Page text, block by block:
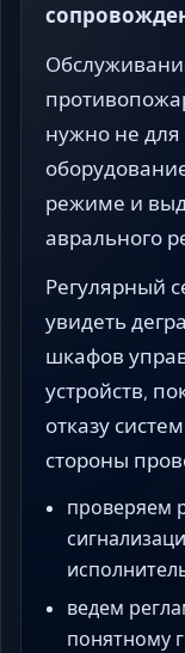
нужно не для
режиме и
аврального
Регулярный
увидеть
шкафов
устройств,
отказу
стороны
проверяем
ведем
понятному